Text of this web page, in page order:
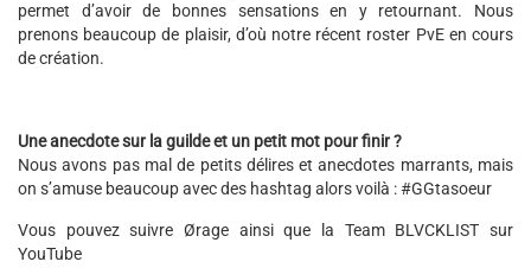
permet d’avoir de bonnes sensations en y retournant. Nous
prenons beaucoup de plaisir, d’où notre récent roster PvE en cours
de création.
Une anecdote sur la guilde et un petit mot pour finir ?
Nous avons pas mal de petits délires et anecdotes marrants, mais
on s’amuse beaucoup avec des hashtag alors voilà : #GGtasoeur
Vous pouvez suivre Ørage ainsi que la Team BLVCKLIST sur
YouTube